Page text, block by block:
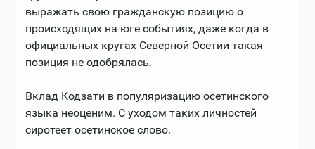
выражать свою гражданскую позицию о
происходящих на юге событиях, даже когда в
официальных кругах Северной Осетии такая
позиция не одобрялась.
Вклад Кодзати в популяризацию осетинского
языка неоценим. С уходом таких личностей
сиротеет осетинское слово.